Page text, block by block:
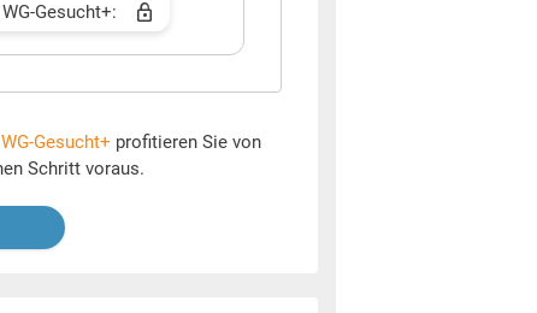
Gesucht+:
WG-Gesucht+ profitieren Sie von
Schritt voraus.